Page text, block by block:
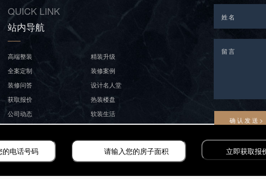
QUICK LINK
站内导航
高端整装
精装升级
全案定制
装修案例
装修问答
设计名人堂
获取报价
热装楼盘
公司动态
软装生活
荣誉资质
关于丛一楼